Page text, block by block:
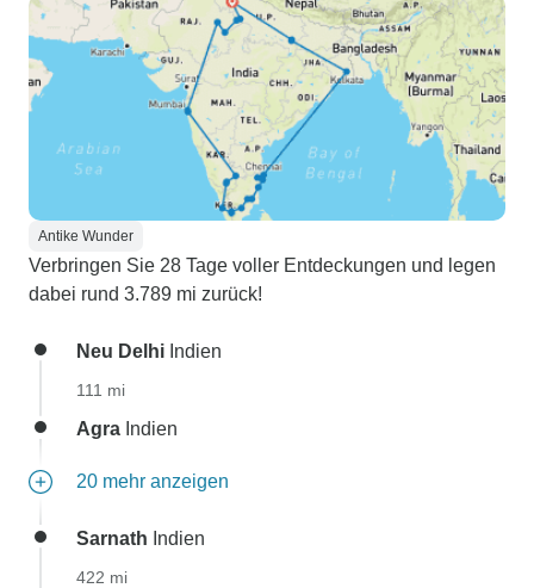
Antike Wunder
Verbringen Sie 28 Tage voller Entdeckungen und legen
dabei rund 3.789 mi zurück!
Neu Delhi Indien
111 mi
Agra Indien
20 mehr anzeigen
Sarnath Indien
422 mi